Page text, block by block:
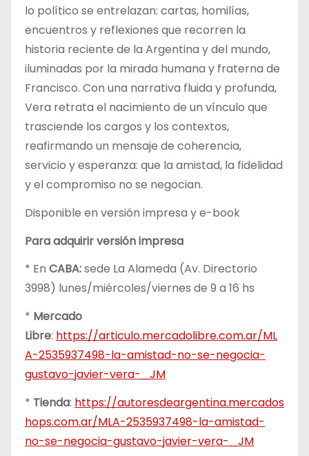
lo político se entrelazan: cartas, homilías,
encuentros y reflexiones que recorren la
historia reciente de la Argentina y del mundo,
iluminadas por la mirada humana y fraterna de
Francisco. Con una narrativa fluida y profunda,
Vera retrata el nacimiento de un vínculo que
trasciende los cargos y los contextos,
reafirmando un mensaje de coherencia,
servicio y esperanza: que la amistad, la fidelidad
y el compromiso no se negocian.
Disponible en versión impresa y e-book
Para adquirir versión impresa
* En CABA:sede La Alameda (Av. Directorio
3998) lunes/miércoles/viernes de 9 a 16 hs
* Mercado
Libre: https://articulo.mercadolibre.com.ar/ML
A-2535937498-la-amistad-no-se-negocia-
gustavo-javier-vera-_JM
* Tienda: https://autoresdeargentina.mercados
hops.com.ar/MLA-2535937498-la-amistad-
no-se-negocia-gustavo-javier-vera-_JM